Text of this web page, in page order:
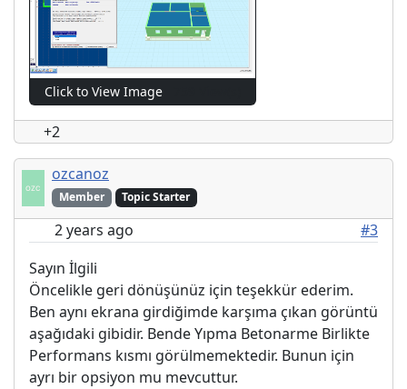
Click to View Image
+2
ozcanoz
Member Topic Starter
2 years ago
#3
Sayın İlgili
Öncelikle geri dönüşünüz için teşekkür ederim.
Ben aynı ekrana girdiğimde karşıma çıkan görüntü
aşağıdaki gibidir. Bende Yıpma Betonarme Birlikte
Performans kısmı görülmemektedir. Bunun için
ayrı bir opsiyon mu mevcuttur.